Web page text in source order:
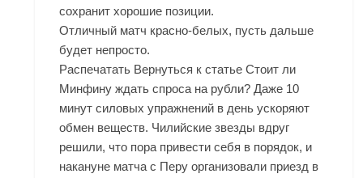
сохранит хорошие позиции.
Отличный матч красно-белых, пусть дальше
будет непросто.
Распечатать Вернуться к статье Стоит ли
Минфину ждать спроса на рубли? Даже 10
минут силовых упражнений в день ускоряют
обмен веществ. Чилийские звезды вдруг
решили, что пора привести себя в порядок, и
накануне матча с Перу организовали приезд в